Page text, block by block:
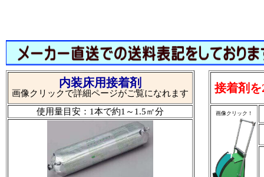
内装床用接着剤
画像クリックで詳細ページがご覧になれます
使用量目安：1本で約1～1.5㎡分
接着剤
画像クリック！